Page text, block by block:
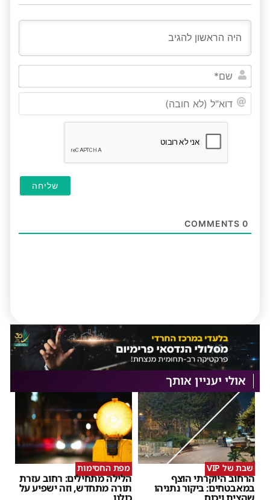
שם*
0
אולי יעניין אותך
שבת של VIP
הרחוב היוקרתי הוצף
במאבטחים: ביקור נתניהו
מפת החסימות
הלילה מתחילים: רחוב עזרת
תורה מתחדש, וזה ישפיע על